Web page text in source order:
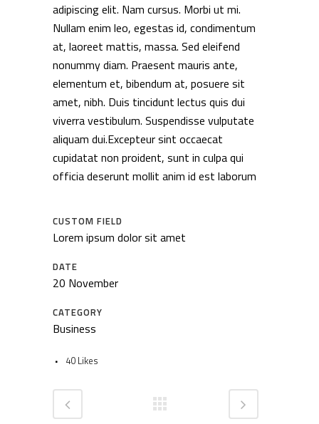
adipiscing elit. Nam cursus. Morbi ut mi.
Nullam enim leo, egestas id, condimentum
at, laoreet mattis, massa. Sed eleifend
nonummy diam. Praesent mauris ante,
elementum et, bibendum at, posuere sit
amet, nibh. Duis tincidunt lectus quis dui
viverra vestibulum. Suspendisse vulputate
aliquam dui.Excepteur sint occaecat
cupidatat non proident, sunt in culpa qui
officia deserunt mollit anim id est laborum
CUSTOM FIELD
Lorem ipsum dolor sit amet
DATE
20 November
CATEGORY
Business
40 Likes